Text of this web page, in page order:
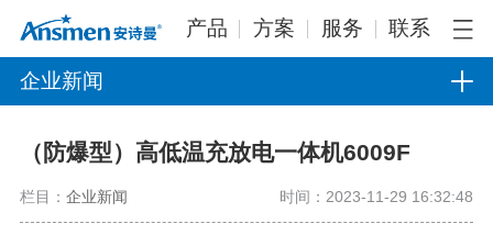
产品 方案 服务 联系
企业新闻
（防爆型）高低温充放电一体机6009F
栏目： 企业新闻 时间：2023-11-29 16:32:48